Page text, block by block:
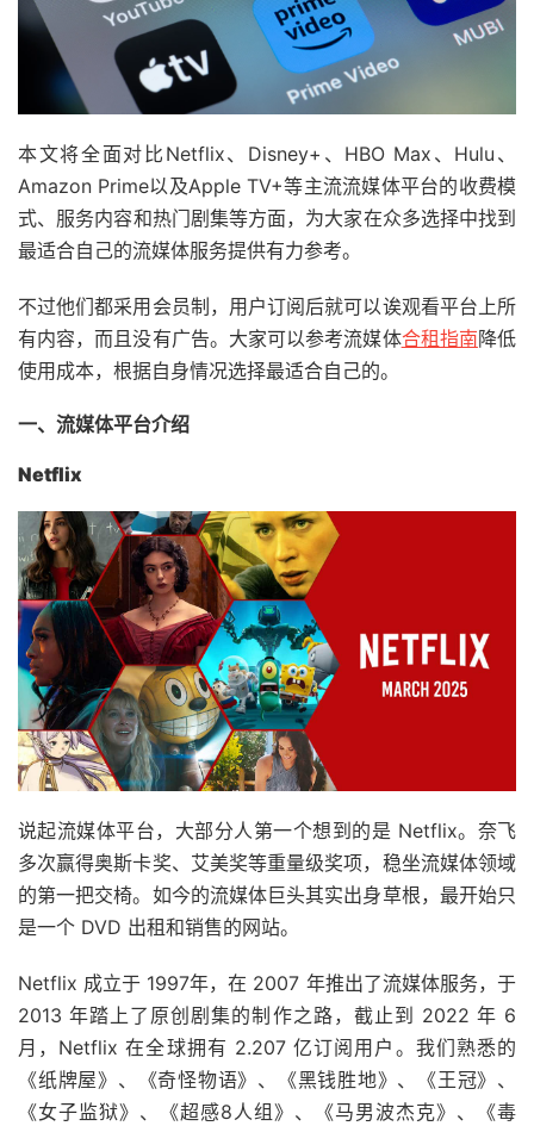
本文将全面对比Netflix、 Disney+ 、 HBO Max 、 Hulu 、
Amazon Prime以及Apple TV+等主流流媒体平台的收费模
式、服务内容和热门剧集等方面， 为大家在众多选择中找到
最适合自己的流媒体服务提供有力参考。
不过他们都采用会员制，用户订阅后就可以诶观看平台上所
有内容，而且没有广告。大家可以参考流媒体合租指南降低
使用成本，根据自身情况选择最适合自己的。
一、流媒体平台介绍
Netflix
说起流媒体平台，大部分人第一个想到的是 Netflix。奈飞
多次赢得奥斯卡奖、艾美奖等重量级奖项，稳坐流媒体领域
的第一把交椅。如今的流媒体巨头其实出身草根，最开始只
是一个 DVD 出租和销售的网站。
Netflix 成立于 1997年，在 2007 年推出了流媒体服务，于
2013 年踏上了原创剧集的制作之路，截止到 2022 年 6
月，Netflix 在全球拥有 2.207 亿订阅用户。我们熟悉的
《纸牌屋》、《奇怪物语》、《黑钱胜地》、《王冠》、
《女子监狱》、《超感8人组》、《马男波杰克》、《毒